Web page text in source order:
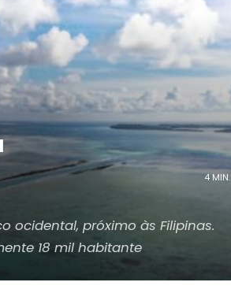
4 MIN.
ocidental, próximo às Filipinas.
18 mil habitante